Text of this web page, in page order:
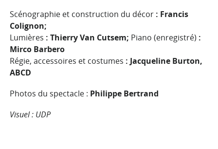
Scénographie et construction du décor : Francis
Colignon;
Lumières : Thierry Van Cutsem; Piano (enregistré) :
Mirco Barbero
Régie, accessoires et costumes : Jacqueline Burton,
ABCD
Photos du spectacle : Philippe Bertrand
Visuel : UDP